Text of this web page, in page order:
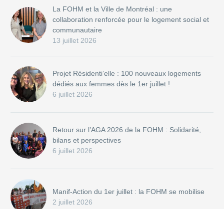
La FOHM et la Ville de Montréal : une
collaboration renforcée pour le logement social et
communautaire
13 juillet 2026
Projet Résidenti’elle : 100 nouveaux logements
dédiés aux femmes dès le 1er juillet !
6 juillet 2026
Retour sur l’AGA 2026 de la FOHM : Solidarité,
bilans et perspectives
6 juillet 2026
Manif-Action du 1er juillet : la FOHM se mobilise
2 juillet 2026